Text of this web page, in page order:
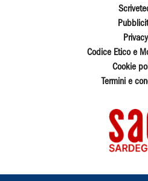
Privacy
Codice Etico e
Cookie
Termini e